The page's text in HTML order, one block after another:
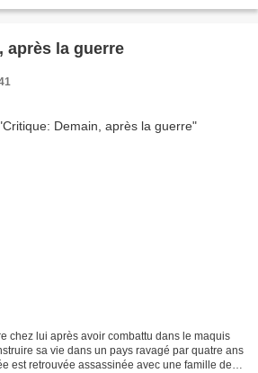
après la guerre
chez lui après avoir combattu dans le maquis
sa vie dans un pays ravagé par quatre ans
est retrouvée assassinée avec une famille de